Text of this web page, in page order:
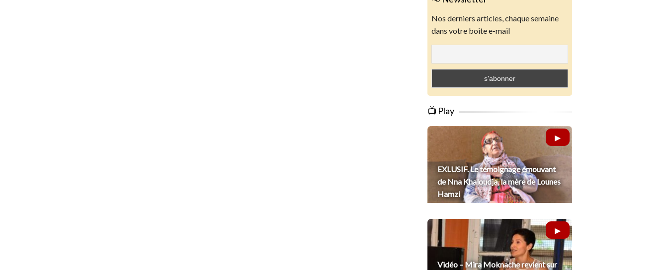
Nos derniers articles, chaque semaine
dans votre boite e-mail
📺 Play
EXLUSIF. Le témoignage émouvant
de Nna Khaloudja, la mère de Lounes
Hamzi
Vidéo – Mira Moknache revient sur